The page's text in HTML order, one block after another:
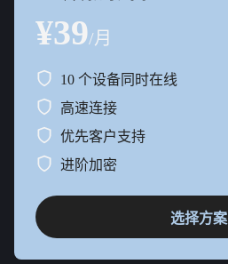
¥39/月
10 个设备同时在线
高速连接
优先客户支持
进阶加密
选择方案